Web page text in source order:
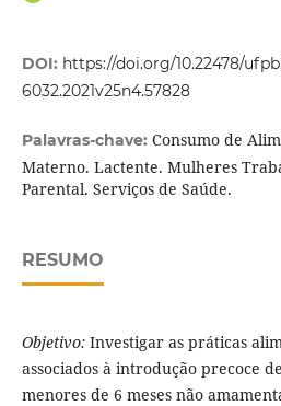
DOI: https://doi.org/10.22478/
6032.2021v25n4.57828
Palavras-chave: Consumo de
Materno. Lactente. Mulheres
Parental. Serviços de Saúde.
RESUMO
Objetivo:Investigar as práticas
associados à introdução precoce
menores de 6 meses não